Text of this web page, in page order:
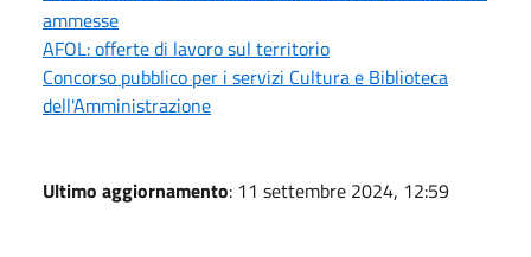
ammesse
AFOL: offerte di lavoro sul territorio
Concorso pubblico per i servizi Cultura e Biblioteca
dell'Amministrazione
Ultimo aggiornamento: 11 settembre 2024, 12:59